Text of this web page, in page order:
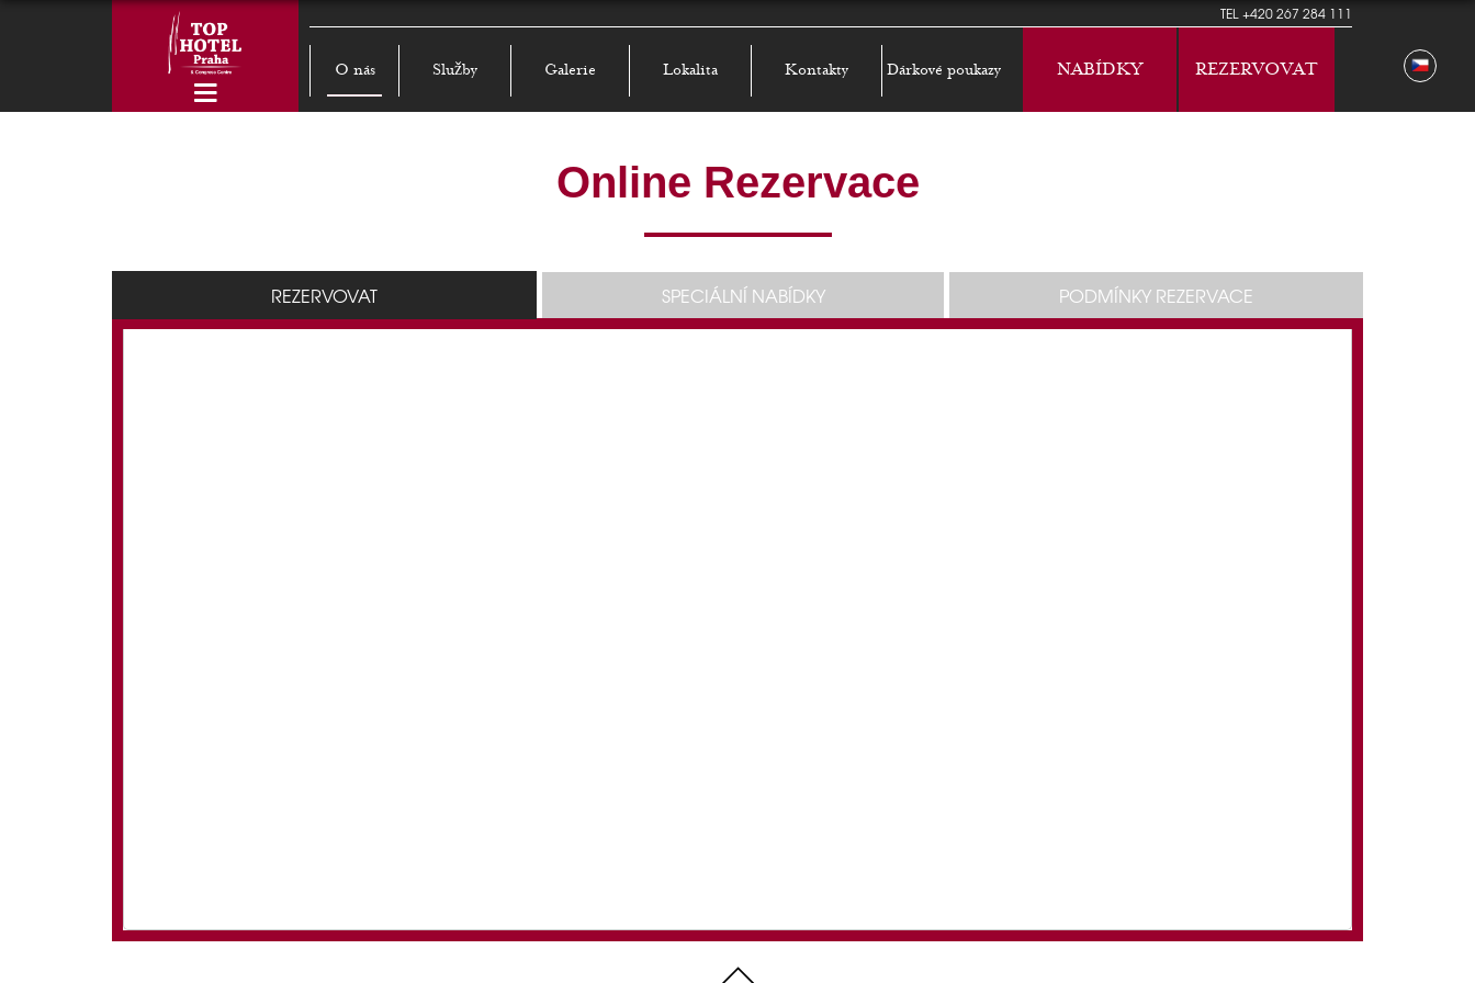
TEL+420 267 284 111
O nás Služby Galerie Lokalita Kontakty Dárkové poukazy NABÍDKY REZERVOVAT
Online Rezervace
REZERVOVAT SPECIÁLNÍ NABÍDKY PODMÍNKY REZERVACE